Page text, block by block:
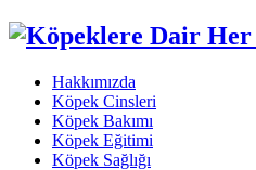
Hakkımızda
Köpek Cinsleri
Köpek Bakımı
Köpek Eğitimi
Köpek Sağlığı